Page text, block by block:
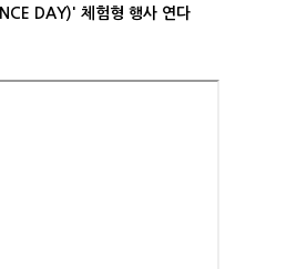
DAY)' 체험형 행사 연다